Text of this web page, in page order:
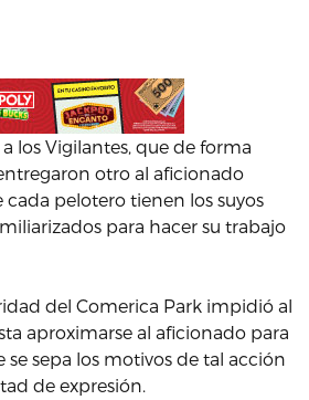
los Vigilantes, que de forma
otro al aficionado
pelotero tienen los suyos
para hacer su trabajo
del Comerica Park impidió al
aproximarse al aficionado para
se sepa los motivos de tal acción
de expresión.